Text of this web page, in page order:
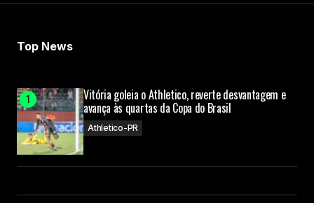
Submit Comment
Top News
Vitória goleia o Athletico, reverte desvantagem e
avança às quartas da Copa do Brasil
Athletico-PR